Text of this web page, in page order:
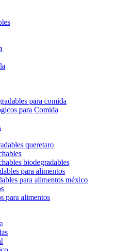
para comida
para Comida
queretaro
biodegradables
para alimentos
para alimentos méxico
para alimentos